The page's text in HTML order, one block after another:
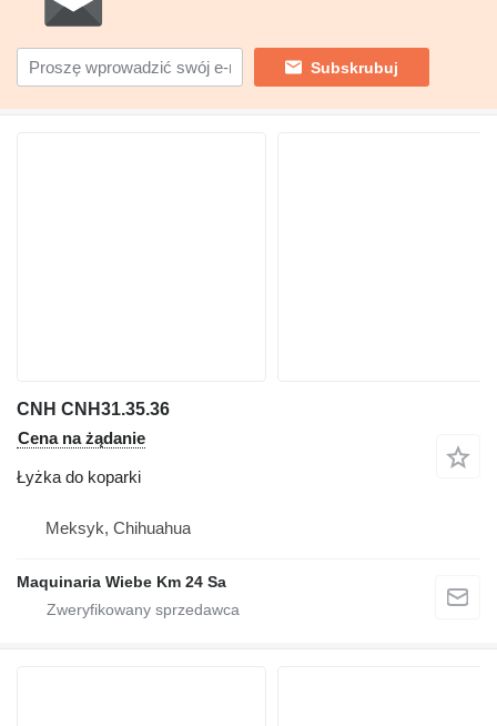
Subskrubuj
CNH CNH31.35.36
Cena na żądanie
Łyżka do koparki
Meksyk, Chihuahua
Maquinaria Wiebe Km 24 Sa